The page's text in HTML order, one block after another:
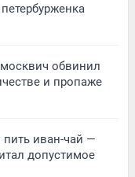
обвинил
и пропаже
пить иван-чай —
допустимое